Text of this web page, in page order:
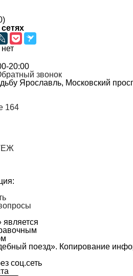
20:00
звонок
Ярославль, Московский
164
поезд». Копирование
соц.сеть